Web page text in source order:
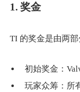
1. 奖金
TI 的奖金是由两部
初始奖金：
玩家众筹：所